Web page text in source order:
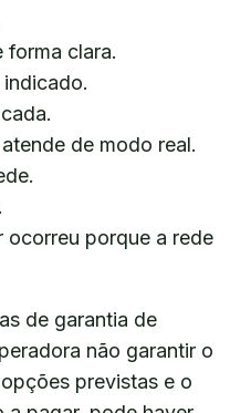
forma clara.
de modo real.
ocorreu porque a rede
de garantia de
não garantir o
previstas e o